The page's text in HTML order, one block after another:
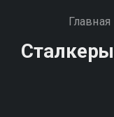
Главная